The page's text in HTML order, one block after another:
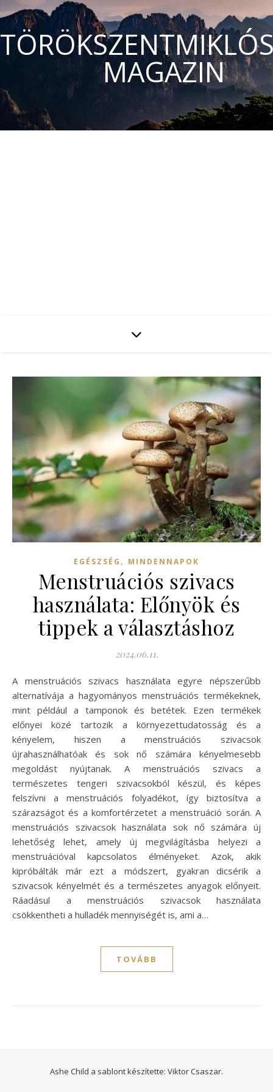
MAGAZIN
EGÉSZSÉG , MINDENNAPOK
Menstruációs szivacs
használata: Előnyök és
tippek a választáshoz
2024.06.11.
A menstruációs szivacs használata egyre népszerűbb
alternatívája a hagyományos menstruációs termékeknek,
mint például a tamponok és betétek. Ezen termékek
előnyei közé tartozik a környezettudatosság és a
kényelem, hiszen a menstruációs szivacsok
újrahasználhatóak és sok nő számára kényelmesebb
megoldást nyújtanak. A menstruációs szivacs a
természetes tengeri szivacsokból készül, és képes
felszívni a menstruációs folyadékot, így biztosítva a
szárazságot és a komfortérzetet a menstruáció során. A
menstruációs szivacsok használata sok nő számára új
lehetőség lehet, amely új megvilágításba helyezi a
menstruációval kapcsolatos élményeket. Azok, akik
kipróbálták már ezt a módszert, gyakran dicsérik a
szivacsok kényelmét és a természetes anyagok előnyeit.
Ráadásul a menstruációs szivacsok használata
csökkentheti a hulladék mennyiségét is, ami a…
TOVÁBB
Ashe Child a sablont készítette: Viktor Csaszar.